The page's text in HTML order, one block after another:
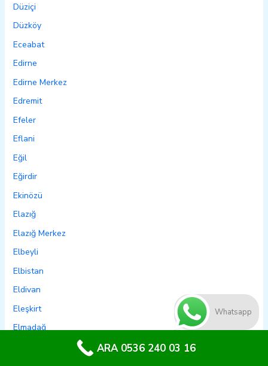
Düziçi
Düzköy
Eceabat
Edirne
Edirne Merkez
Edremit
Efeler
Eflani
Eğil
Eğirdir
Ekinözü
Elazığ
Elazığ Merkez
Elbeyli
Elbistan
Eldivan
Eleşkirt
Elmadağ
Whatsapp
ARA 0536 240 03 16